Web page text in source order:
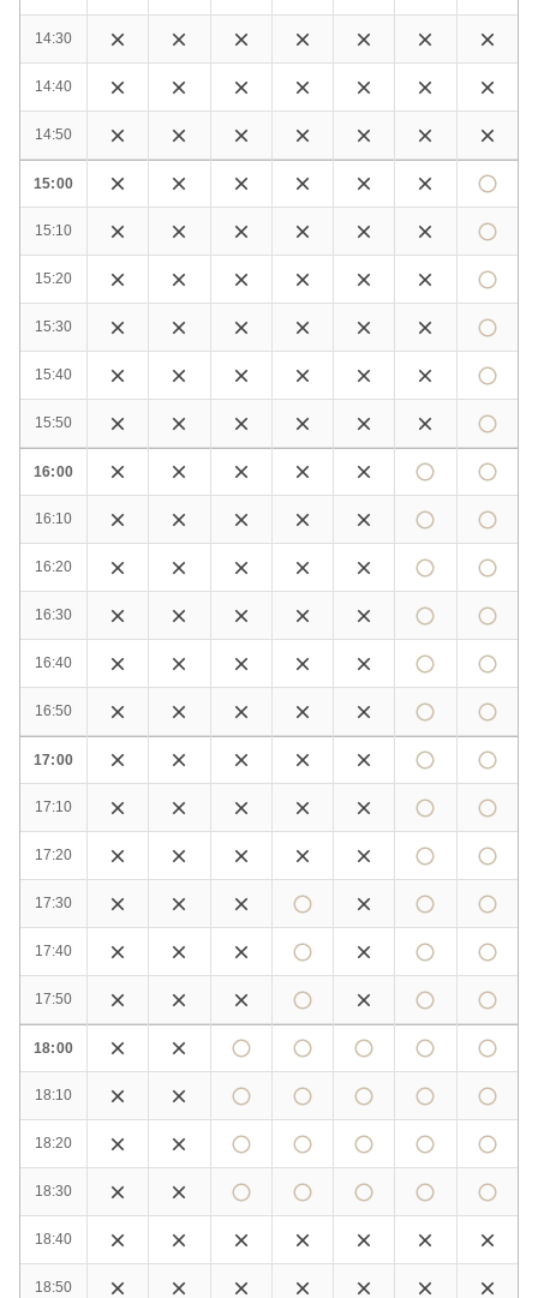
14:30
14:40
14:50
15:00
15:10
15:20
15:30
15:40
15:50
16:00
16:10
16:20
16:30
16:40
16:50
17:00
17:10
17:20
17:30
17:40
17:50
18:00
18:10
18:20
18:30
18:40
18:50